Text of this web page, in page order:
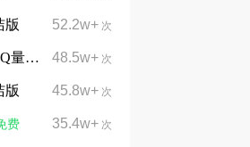
52.2w+ 次
版
48.5w+ 次
题
45.8w+ 次
版
35.4w+ 次
费